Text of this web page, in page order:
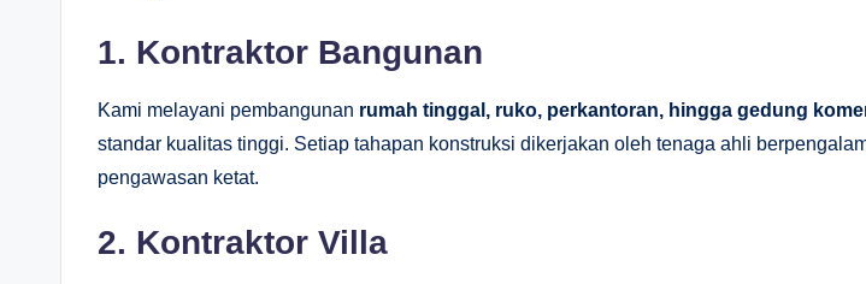
1. Kontraktor Bangunan
Kami melayani pembangunan rumah tinggal, ruko, perkantoran, hingga gedung
standar kualitas tinggi. Setiap tahapan konstruksi dikerjakan oleh tenaga ahli
pengawasan ketat.
2. Kontraktor Villa